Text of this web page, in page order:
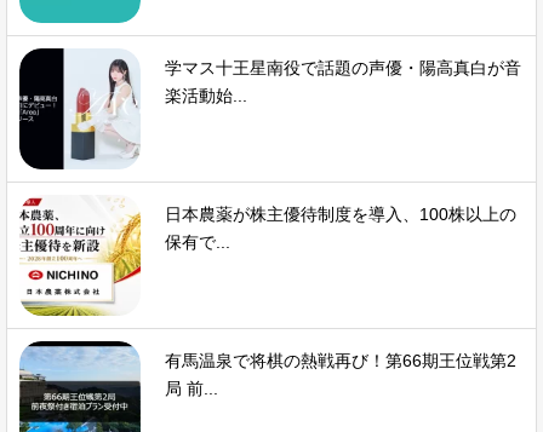
学マス十王星南役で話題の声優・陽高真白が音
楽活動始...
日本農薬が株主優待制度を導入、100株以上の
保有で...
有馬温泉で将棋の熱戦再び！第66期王位戦第2
局 前...